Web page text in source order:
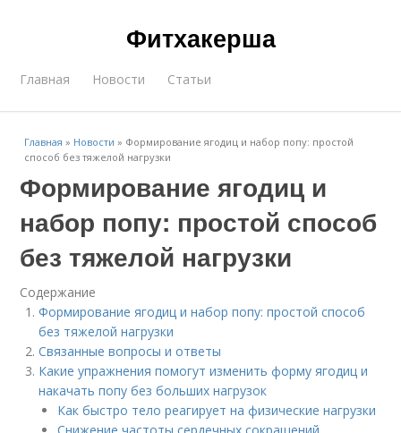
Фитхакерша
Главная Новости Статьи
Главная » Новости » Формирование ягодиц и набор попу: простой
способ без тяжелой нагрузки
Формирование ягодиц и
набор попу: простой способ
без тяжелой нагрузки
Содержание
Формирование ягодиц и набор попу: простой способ
без тяжелой нагрузки
Связанные вопросы и ответы
Какие упражнения помогут изменить форму ягодиц и
накачать попу без больших нагрузок
Как быстро тело реагирует на физические нагрузки